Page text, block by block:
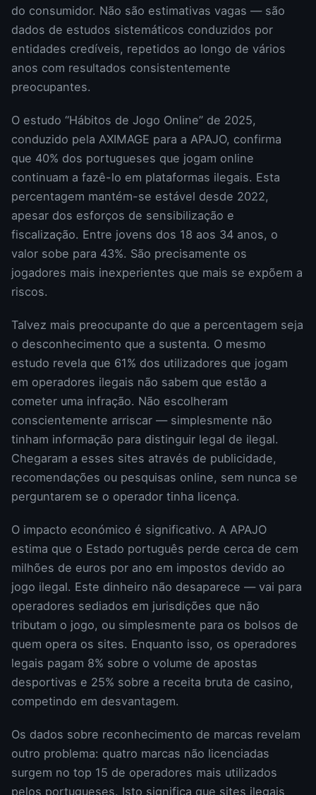
do consumidor. Não são estimativas vagas — são
dados de estudos sistemáticos conduzidos por
entidades credíveis, repetidos ao longo de vários
anos com resultados consistentemente
preocupantes.
O estudo “Hábitos de Jogo Online” de 2025,
conduzido pela AXIMAGE para a APAJO, confirma
que 40% dos portugueses que jogam online
continuam a fazê-lo em plataformas ilegais. Esta
percentagem mantém-se estável desde 2022,
apesar dos esforços de sensibilização e
fiscalização. Entre jovens dos 18 aos 34 anos, o
valor sobe para 43%. São precisamente os
jogadores mais inexperientes que mais se expõem a
riscos.
Talvez mais preocupante do que a percentagem seja
o desconhecimento que a sustenta. O mesmo
estudo revela que 61% dos utilizadores que jogam
em operadores ilegais não sabem que estão a
cometer uma infração. Não escolheram
conscientemente arriscar — simplesmente não
tinham informação para distinguir legal de ilegal.
Chegaram a esses sites através de publicidade,
recomendações ou pesquisas online, sem nunca se
perguntarem se o operador tinha licença.
O impacto económico é significativo. A APAJO
estima que o Estado português perde cerca de cem
milhões de euros por ano em impostos devido ao
jogo ilegal. Este dinheiro não desaparece — vai para
operadores sediados em jurisdições que não
tributam o jogo, ou simplesmente para os bolsos de
quem opera os sites. Enquanto isso, os operadores
legais pagam 8% sobre o volume de apostas
desportivas e 25% sobre a receita bruta de casino,
competindo em desvantagem.
Os dados sobre reconhecimento de marcas revelam
outro problema: quatro marcas não licenciadas
surgem no top 15 de operadores mais utilizados
pelos portugueses. Isto significa que sites ilegais